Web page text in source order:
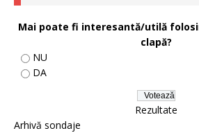
Mai poate fi interesantă/utilă
clapă?
NU
DA
Rezultate
Arhivă sondaje